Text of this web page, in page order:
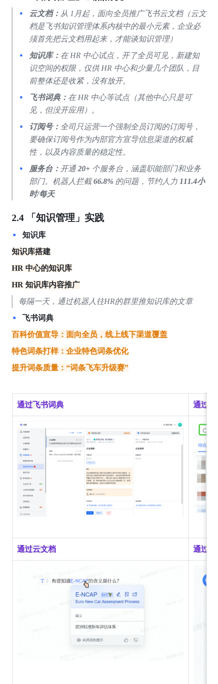
云文档： 从 1月起，面向全员推广飞书云文档（云文
档是飞书知识管理体系内核中的最小元素，企业必
须首先把云文档用起来，才能谈知识管理）
知识库： 在 HR 中心试点，开了全员可见，新建知
识空间的权限，仅供 HR 中心和少量几个团队，目
前整体还是收紧，没有放开。
飞书词典： 在 HR 中心等试点（其他中心只是可
见，但没开应用）。
订阅号： 全司只运营一个强制全员订阅的订阅号，
要确保订阅号作为内部官方宣导信息渠道的权威
性，以及内容质量的稳定性。
服务台： 开通 20+ 个服务台，涵盖职能部门和业务
部门。机器人拦截 66.8% 的问题，节约人力 111.4小
时/每天
2.4 「知识管理」实践
知识库
知识库搭建
HR 中心的知识库
HR 知识库内容推广
每隔一天，通过机器人往HR的群里推知识库的文章
飞书词典
百科价值宣导：面向全员，线上线下渠道覆盖
特色词条打样：企业特色词条优化
提升词条质量：“词条飞车升级赛”
通过飞书词典 通过搜
通过云文档 通过